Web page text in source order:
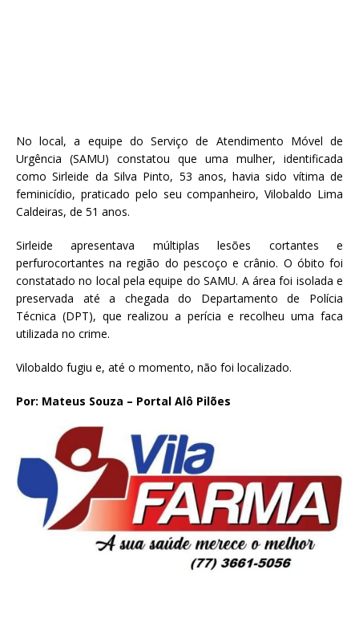
No local, a equipe do Serviço de Atendimento Móvel de
Urgência (SAMU) constatou que uma mulher, identificada
como Sirleide da Silva Pinto, 53 anos, havia sido vítima de
feminicídio, praticado pelo seu companheiro, Vilobaldo Lima
Caldeiras, de 51 anos.
Sirleide apresentava múltiplas lesões cortantes e
perfurocortantes na região do pescoço e crânio. O óbito foi
constatado no local pela equipe do SAMU. A área foi isolada e
preservada até a chegada do Departamento de Polícia
Técnica (DPT), que realizou a perícia e recolheu uma faca
utilizada no crime.
Vilobaldo fugiu e, até o momento, não foi localizado.
Por: Mateus Souza – Portal Alô Pilões